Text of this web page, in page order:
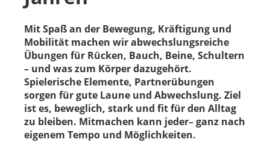
Mit Spaß an der Bewegung, Kräftigung und
Mobilität machen wir abwechslungsreiche
Übungen für Rücken, Bauch, Beine, Schultern
– und was zum Körper dazugehört.
Spielerische Elemente, Partnerübungen
sorgen für gute Laune und Abwechslung. Ziel
ist es, beweglich, stark und fit für den Alltag
zu bleiben. Mitmachen kann jeder– ganz nach
eigenem Tempo und Möglichkeiten.